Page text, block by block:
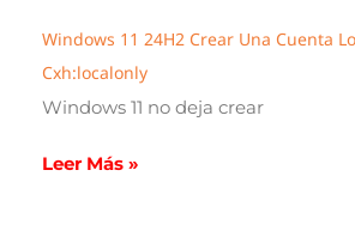
Windows 11 24H2 Crear Una Cuenta
Cxh:localonly
Windows 11 no deja crear
Leer Más »